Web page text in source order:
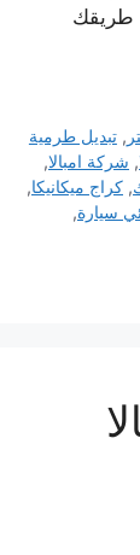
طريقك
,تبديل طرمية
, شركة امبالا,
, كراج ميكانيكا,
سيارة,